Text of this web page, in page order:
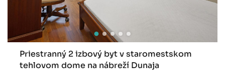
Priestranný 2 izbový byt v staromestskom
tehlovom dome na nábreží Dunaja